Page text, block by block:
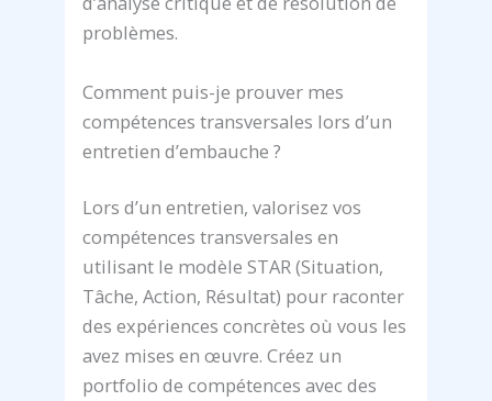
problèmes.
Comment puis-je prouver mes
compétences transversales lors d’un
entretien d’embauche ?
Lors d’un entretien, valorisez vos
compétences transversales en
utilisant le modèle STAR (Situation,
Tâche, Action, Résultat) pour raconter
des expériences concrètes où vous les
avez mises en œuvre. Créez un
portfolio de compétences avec des